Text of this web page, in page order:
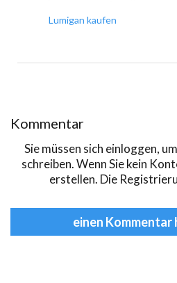
Lumigan kaufen
Kommentar
Sie müssen sich einloggen,
schreiben. Wenn Sie kein
erstellen. Die
einen Kommentar